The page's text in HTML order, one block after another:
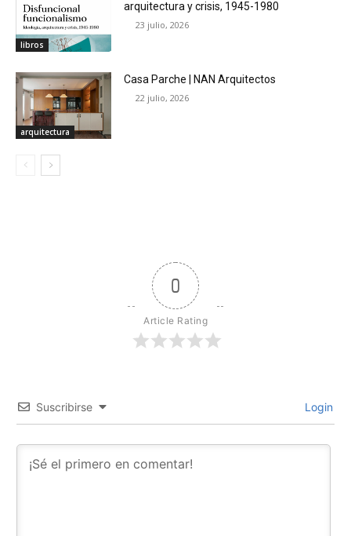
libros
arquitectura y crisis, 1945-1980
23 julio, 2026
arquitectura
Casa Parche | NAN Arquitectos
22 julio, 2026
0
Article Rating
Suscribirse Login